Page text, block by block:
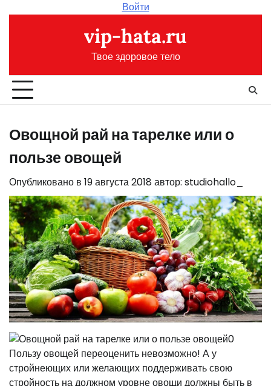
Войти
vip-hata.ru
Твое здоровое тело
Овощной рай на тарелке или о
пользе овощей
Опубликовано в 19 августа 2018 автор: studiohallo_
Пользу овощей переоценить невозможно! А у
стройнеющих или желающих поддерживать свою
стройность на должном уровне овощи должны быть в